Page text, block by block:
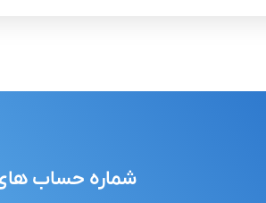
شماره حساب